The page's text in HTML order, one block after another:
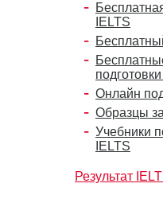
IELTS
Онлайн
Образцы
Учебники
IELTS
Результат